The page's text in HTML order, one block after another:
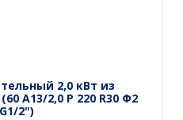
2,0 кВт из
А13/2,0 P 220 R30 Ф2
2")